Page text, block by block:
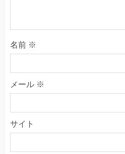
名前 ※
メール ※
サイト